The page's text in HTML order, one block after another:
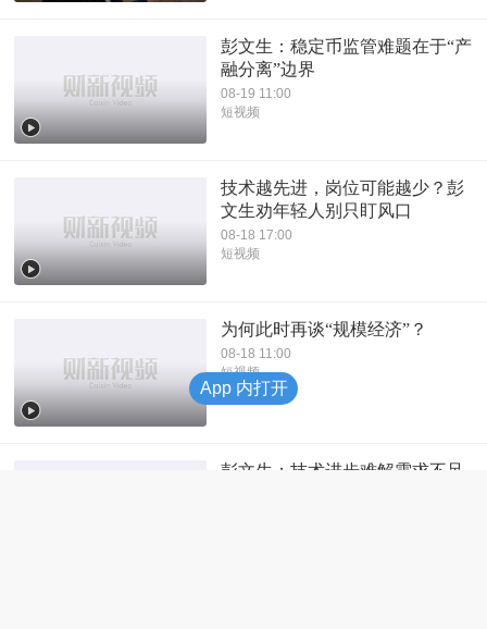
App 内打开
彭文生：稳定币监管难题在于“产
融分离”边界
08-19 11:00
短视频
技术越先进，岗位可能越少？彭
文生劝年轻人别只盯风口
08-18 17:00
短视频
为何此时再谈“规模经济”？
08-18 11:00
短视频
彭文生：技术进步难解需求不足